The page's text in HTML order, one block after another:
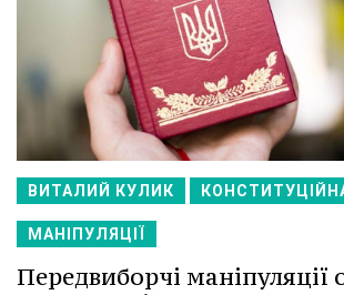
ВИТАЛИЙ КУЛИК
МАНІПУЛЯЦІЇ
Передвиборчі маніпуляції